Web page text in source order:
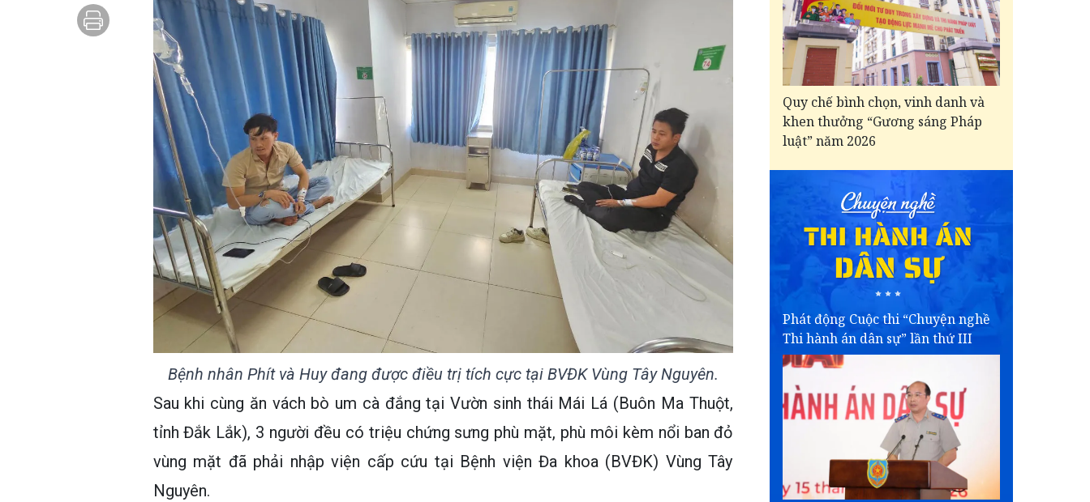
Bệnh nhân Phít và Huy đang được điều trị tích cực tại BVĐK Vùng Tây Nguyên.
Sau khi cùng ăn vách bò um cà đắng tại Vườn sinh thái Mái Lá (Buôn Ma Thuột,
tỉnh Đắk Lắk), 3 người đều có triệu chứng sưng phù mặt, phù môi kèm nổi ban đỏ
vùng mặt đã phải nhập viện cấp cứu tại Bệnh viện Đa khoa (BVĐK) Vùng Tây
Nguyên.
Quy chế bình chọn, vinh danh và
khen thưởng “Gương sáng Pháp
luật” năm 2026
Phát động Cuộc thi “Chuyện nghề
Thi hành án dân sự” lần thứ III